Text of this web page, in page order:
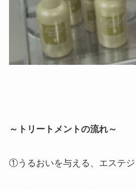
～トリートメントの流れ～
①うるおいを与える、エステジ